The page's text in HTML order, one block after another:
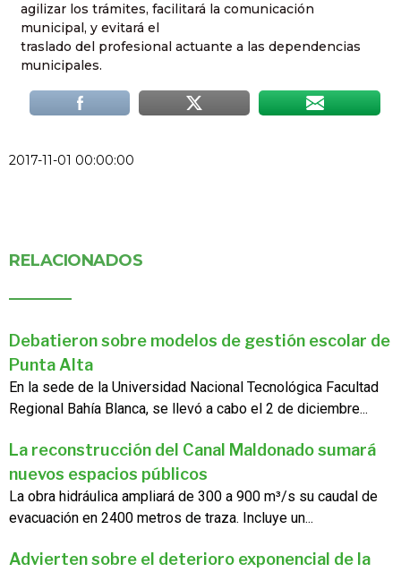
agilizar los trámites, facilitará la comunicación
municipal, y evitará el
traslado del profesional actuante a las dependencias
municipales.
2017-11-01 00:00:00
RELACIONADOS
Debatieron sobre modelos de gestión escolar de
Punta Alta
En la sede de la Universidad Nacional Tecnológica Facultad
Regional Bahía Blanca, se llevó a cabo el 2 de diciembre...
La reconstrucción del Canal Maldonado sumará
nuevos espacios públicos
La obra hidráulica ampliará de 300 a 900 m³/s su caudal de
evacuación en 2400 metros de traza. Incluye un...
Advierten sobre el deterioro exponencial de la